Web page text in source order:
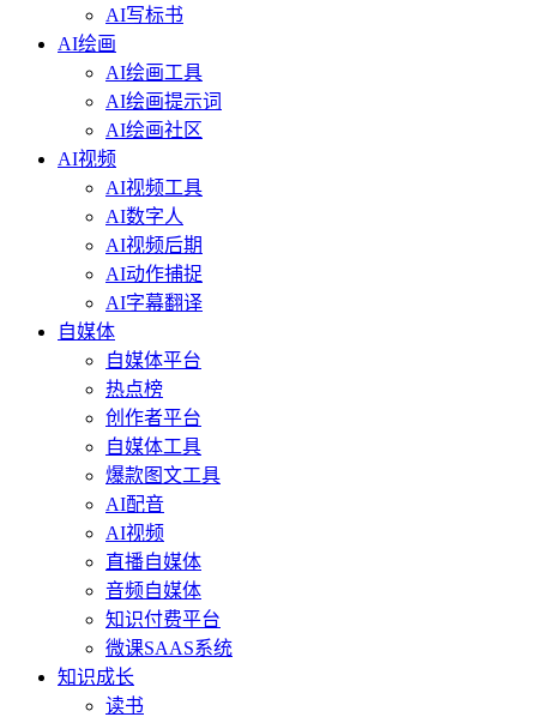
AI写标书
AI绘画
AI绘画工具
AI绘画提示词
AI绘画社区
AI视频
AI视频工具
AI数字人
AI视频后期
AI动作捕捉
AI字幕翻译
自媒体
自媒体平台
热点榜
创作者平台
自媒体工具
爆款图文工具
AI配音
AI视频
直播自媒体
音频自媒体
知识付费平台
微课SAAS系统
知识成长
读书